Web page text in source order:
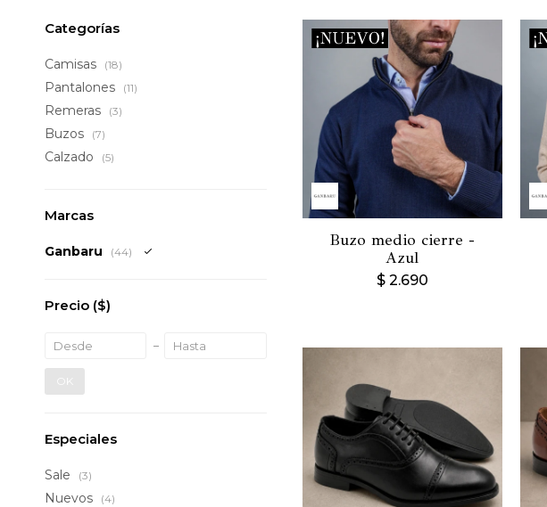
Buzo medio cierre -
Azul
$ 2.690
Categorías
Camisas (18)
Pantalones (11)
Remeras (3)
Buzos (7)
Calzado (5)
Marcas
Ganbaru (44)
Precio ($)
OK
Especiales
Sale (3)
Nuevos (4)